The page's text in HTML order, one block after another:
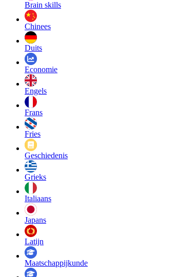
Brain skills
Chinees
Duits
Economie
Engels
Frans
Fries
Geschiedenis
Grieks
Italiaans
Japans
Latijn
Maatschappij­kunde